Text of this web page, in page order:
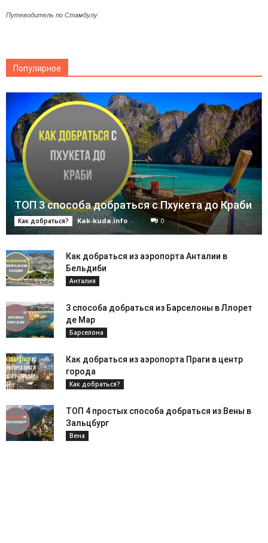
Путеводитель по Стамбулу
Популярное
ТОП 3 способа добраться с Пхукета до Краби
Как добраться? Kak-kuda.info - 0
Как добраться из аэропорта Анталии в
Бельдиби
Анталия
3 способа добраться из Барселоны в Ллорет
де Мар
Барселона
Как добраться из аэропорта Праги в центр
города
Как добраться?
ТОП 4 простых способа добраться из Вены в
Зальцбург
Вена